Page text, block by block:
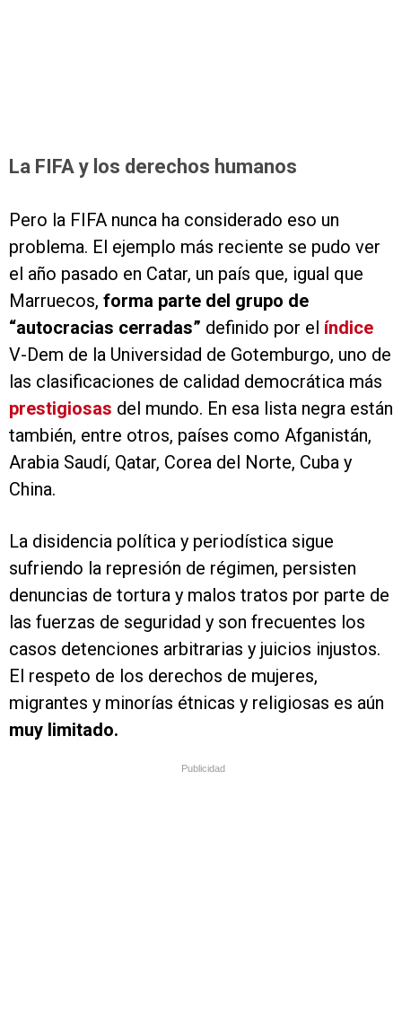
La FIFA y los derechos humanos
Pero la FIFA nunca ha considerado eso un
problema. El ejemplo más reciente se pudo ver
el año pasado en Catar, un país que, igual que
Marruecos, forma parte del grupo de
“autocracias cerradas” definido por el índice
V-Dem de la Universidad de Gotemburgo, uno de
las clasificaciones de calidad democrática más
prestigiosas del mundo. En esa lista negra están
también, entre otros, países como Afganistán,
Arabia Saudí, Qatar, Corea del Norte, Cuba y
China.
La disidencia política y periodística sigue
sufriendo la represión de régimen, persisten
denuncias de tortura y malos tratos por parte de
las fuerzas de seguridad y son frecuentes los
casos detenciones arbitrarias y juicios injustos.
El respeto de los derechos de mujeres,
migrantes y minorías étnicas y religiosas es aún
muy limitado.
Publicidad